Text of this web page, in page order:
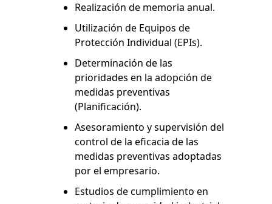
Realización de memoria anual.
Utilización de Equipos de
Protección Individual (EPIs).
Determinación de las
prioridades en la adopción de
medidas preventivas
(Planificación).
Asesoramiento y supervisión del
control de la eficacia de las
medidas preventivas adoptadas
por el empresario.
Estudios de cumplimiento en